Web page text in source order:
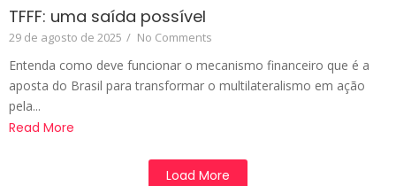
TFFF: uma saída possível
29 de agosto de 2025 / No Comments
Entenda como deve funcionar o mecanismo financeiro que é a
aposta do Brasil para transformar o multilateralismo em ação
pela...
Read More
Load More